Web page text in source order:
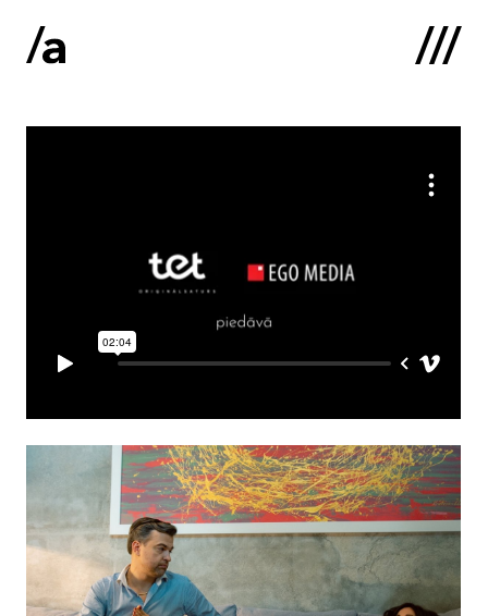
:
Kontakti
Portfolio